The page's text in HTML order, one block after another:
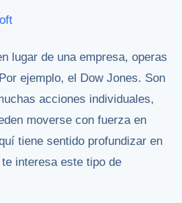
lugar de una empresa, operas
ejemplo, el Dow Jones. Son
acciones individuales,
moverse con fuerza en
tiene sentido profundizar en
interesa este tipo de